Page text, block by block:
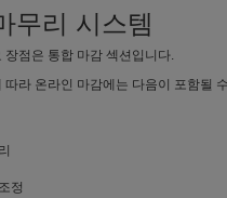
무리 시스템
장점은 통합 마감 섹션입니다.
따라 온라인 마감에는 다음이 포함될
정